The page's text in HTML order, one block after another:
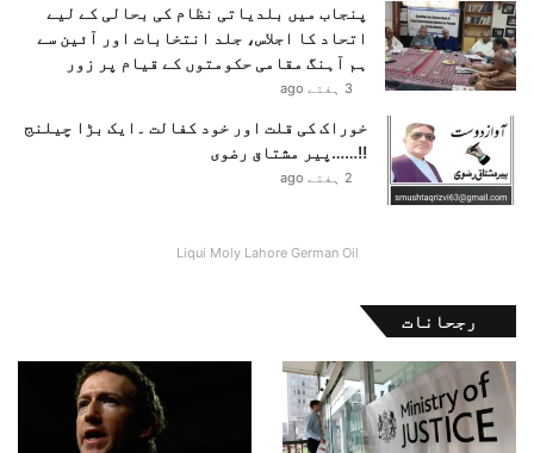
پنجاب میں بلدیاتی نظام کی بحالی کے لیے
اتحاد کا اجلاس، جلد انتخابات اور آئین سے
ہم آہنگ مقامی حکومتوں کے قیام پر زور
3 ہفتے ago
خوراک کی قلت اور خود کفالت ۔ایک بڑا چیلنج
!!……پیر مشتاق رضوی
2 ہفتے ago
Liqui Moly Lahore German Oil
رجحانات